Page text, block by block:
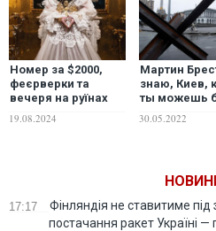
Номер за $2000,
феєрверки та
вечеря на руїнах
відомо, як
19.08.2024
Мартин
знаю, Киев,
ты можешь
зверь. Помни
30.05.2022
17:17
Фінляндія не ставитиме
постачання ракет Україні